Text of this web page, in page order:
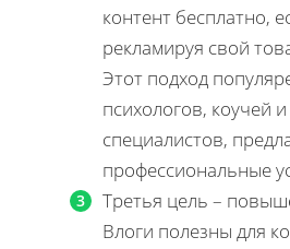
контент бесплатно,
рекламируя свой
Этот подход
психологов, коучей и
специалистов,
профессиональные
Третья цель –
Влоги полезны для